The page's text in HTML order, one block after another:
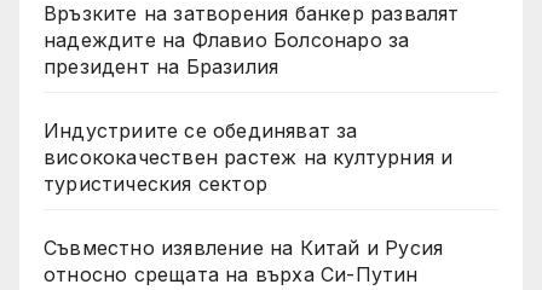
Връзките на затворения банкер развалят
надеждите на Флавио Болсонаро за
президент на Бразилия
Индустриите се обединяват за
висококачествен растеж на културния и
туристическия сектор
Съвместно изявление на Китай и Русия
относно срещата на върха Си-Путин